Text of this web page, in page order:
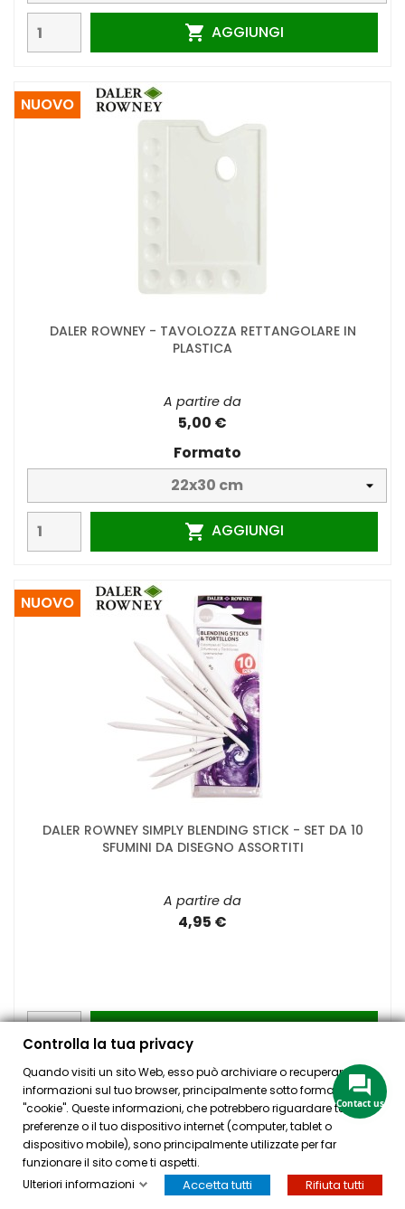
 AGGIUNGI
DALER ROWNEY - TAVOLOZZA RETTANGOLARE IN
PLASTICA
A partire da
5,00 €
Formato
 AGGIUNGI
NUOVO
DALER ROWNEY SIMPLY BLENDING STICK - SET DA 10
SFUMINI DA DISEGNO ASSORTITI
A partire da
4,95 €
NUOVO
HOME ACCOUNT CASSA CERCA
Controlla la tua privacy
Quando visiti un sito Web, esso può archiviare o recuperare
informazioni sul tuo browser, principalmente sotto forma di
"cookie". Queste informazioni, che potrebbero riguardare te, le tue
preferenze o il tuo dispositivo internet (computer, tablet o
dispositivo mobile), sono principalmente utilizzate per far
funzionare il sito come ti aspetti.
Ulteriori informazioni
Accetta tutti Rifiuta tutti
Contact us